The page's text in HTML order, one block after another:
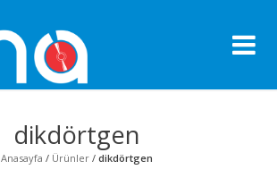
dikdörtgen
Anasayfa / Ürünler/ dikdörtgen